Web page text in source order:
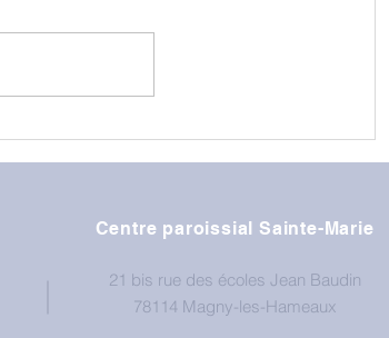
Centre paroissial Sainte-Marie
21 bis rue des écoles Jean Baudin
78114 Magny-les-Hameaux